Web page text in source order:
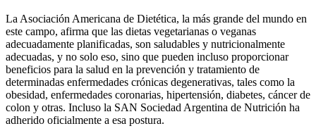
La Asociación Americana de Dietética, la más grande del mundo en
este campo, afirma que las dietas vegetarianas o veganas
adecuadamente planificadas, son saludables y nutricionalmente
adecuadas, y no solo eso, sino que pueden incluso proporcionar
beneficios para la salud en la prevención y tratamiento de
determinadas enfermedades crónicas degenerativas, tales como la
obesidad, enfermedades coronarias, hipertensión, diabetes, cáncer de
colon y otras. Incluso la SAN Sociedad Argentina de Nutrición ha
adherido oficialmente a esa postura.